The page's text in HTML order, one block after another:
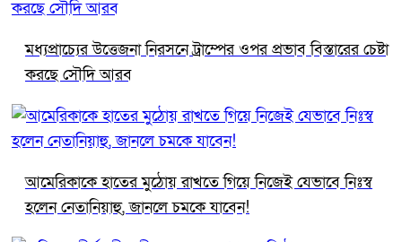
মধ্যপ্রাচ্যের উত্তেজনা নিরসনে ট্রাম্পের ওপর প্রভাব বিস্তারের চেষ্টা
করছে সৌদি আরব
আমেরিকাকে হাতের মুঠোয় রাখতে গিয়ে নিজেই যেভাবে নিঃস্ব
হলেন নেতানিয়াহু, জানলে চমকে যাবেন!